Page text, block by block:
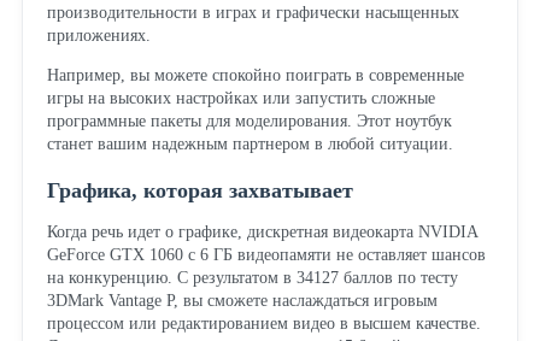
производительности в играх и графически насыщенных
приложениях.
Например, вы можете спокойно поиграть в современные
игры на высоких настройках или запустить сложные
программные пакеты для моделирования. Этот ноутбук
станет вашим надежным партнером в любой ситуации.
Графика, которая захватывает
Когда речь идет о графике, дискретная видеокарта NVIDIA
GeForce GTX 1060 с 6 ГБ видеопамяти не оставляет шансов
на конкуренцию. С результатом в 34127 баллов по тесту
3DMark Vantage P, вы сможете наслаждаться игровым
процессом или редактированием видео в высшем качестве.